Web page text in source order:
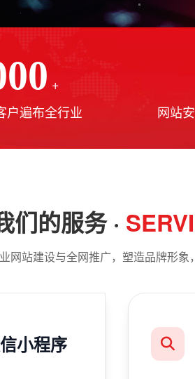
+
户遍布全行业
网站
们的服务 ·
网站建设与全网推广，塑造品牌形象
小程序